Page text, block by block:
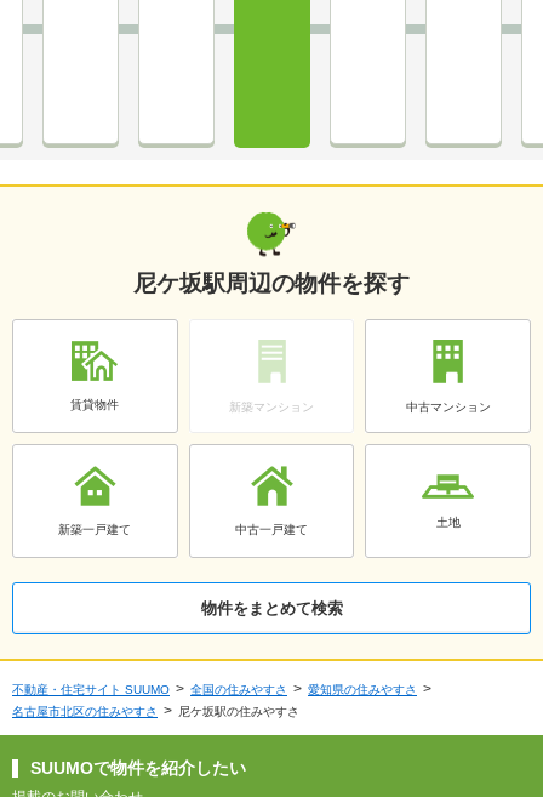
尼ケ坂駅周辺の物件を探す
賃貸物件 新築マンション 中古マンション
新築一戸建て 中古一戸建て
土地
物件をまとめて検索
不動産・住宅サイト SUUMO 全国の住みやすさ
愛知県の住みやすさ
名古屋市北区の住みやすさ
尼ケ坂駅の住みやすさ
SUUMOで物件を紹介したい